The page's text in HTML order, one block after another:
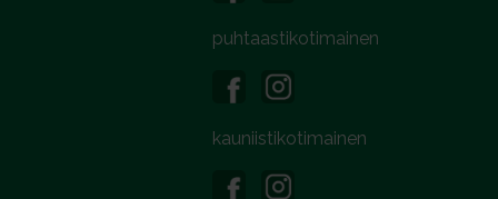
puhtaastikotimainen
kauniistikotimainen